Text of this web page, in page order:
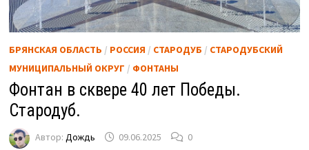
БРЯНСКАЯ ОБЛАСТЬ / РОССИЯ / СТАРОДУБ / СТАРОДУБСКИЙ
МУНИЦИПАЛЬНЫЙ ОКРУГ / ФОНТАНЫ
Фонтан в сквере 40 лет Победы.
Стародуб.
Автор: Дождь 09.06.2025 0